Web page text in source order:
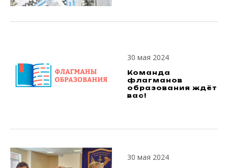
30 мая 2024
Команда
флагманов
образования ждёт
вас!
30 мая 2024